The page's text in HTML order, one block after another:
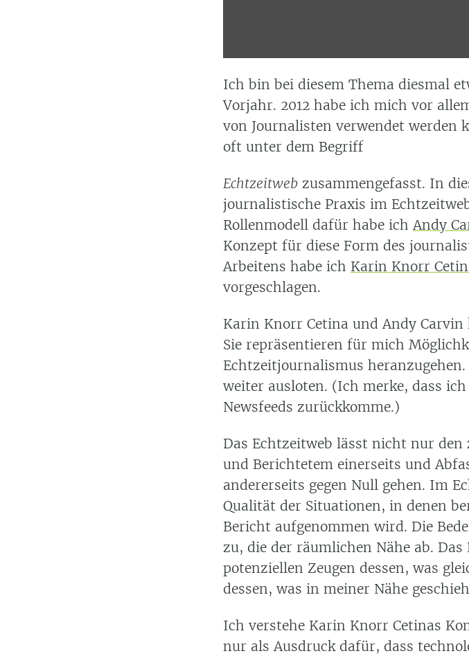
Ich bin bei diesem Thema diesmal
Vorjahr. 2012 habe ich mich vor
von Journalisten verwendet werden
oft unter dem Begriff
Echtzeitweb zusammengefasst. In
journalistische Praxis im
Rollenmodell dafür habe ichAndy
Konzept für diese Form des
Arbeitens habe ich Karin Knorr
vorgeschlagen.
Karin Knorr Cetina und Andy
Sie repräsentieren für mich
Echtzeitjournalismus
weiter ausloten. (Ich merke, dass
Newsfeeds zurückkomme.)
Das Echtzeitweb lässt nicht nur
und Berichtetem einerseits und
andererseits gegen Null gehen. Im
Qualität der Situationen, in denen
Bericht aufgenommen wird. Die
zu, die der räumlichen Nähe ab.
potenziellen Zeugen dessen, was
dessen, was in meiner Nähe
Ich verstehe Karin Knorr Cetinas
nur als Ausdruck dafür, dass